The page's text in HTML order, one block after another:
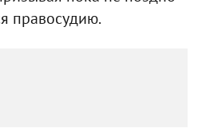
правосудию.